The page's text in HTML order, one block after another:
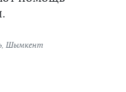
, Шымкент